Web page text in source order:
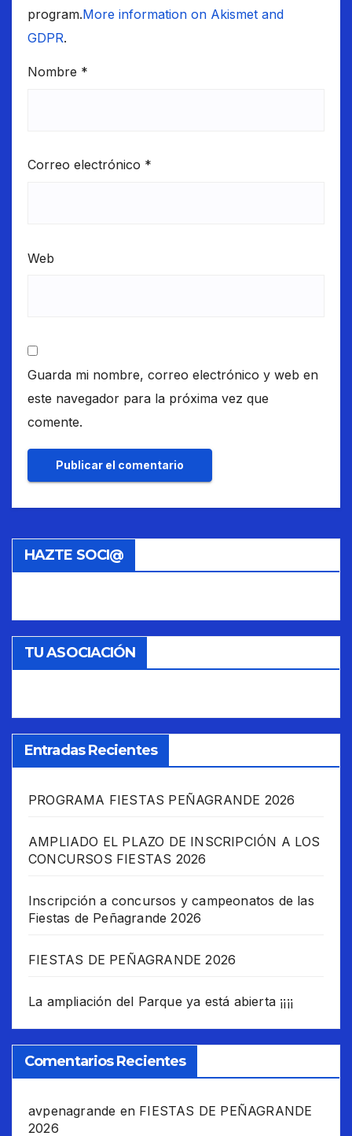
program.More information on Akismet and
GDPR.
Nombre *
Correo electrónico *
Web
Guarda mi nombre, correo electrónico y web en
este navegador para la próxima vez que
comente.
HAZTE SOCI@
TU ASOCIACIÓN
Entradas Recientes
PROGRAMA FIESTAS PEÑAGRANDE 2026
AMPLIADO EL PLAZO DE INSCRIPCIÓN A LOS
CONCURSOS FIESTAS 2026
Inscripción a concursos y campeonatos de las
Fiestas de Peñagrande 2026
FIESTAS DE PEÑAGRANDE 2026
La ampliación del Parque ya está abierta ¡¡¡¡
Comentarios Recientes
avpenagrande en FIESTAS DE PEÑAGRANDE
2026